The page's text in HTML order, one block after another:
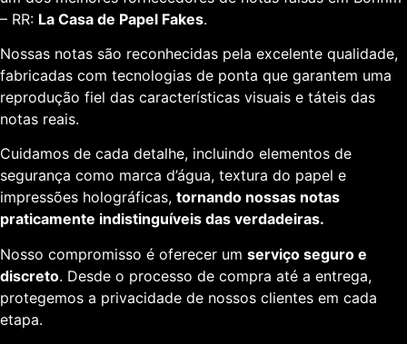
– RR: La Casa de Papel Fakes.
Nossas notas são reconhecidas pela excelente qualidade,
fabricadas com tecnologias de ponta que garantem uma
reprodução fiel das características visuais e táteis das
notas reais.
Cuidamos de cada detalhe, incluindo elementos de
segurança como marca d’água, textura do papel e
impressões holográficas, tornando nossas notas
praticamente indistinguíveis das verdadeiras.
Nosso compromisso é oferecer um serviço seguro e
discreto. Desde o processo de compra até a entrega,
protegemos a privacidade de nossos clientes em cada
etapa.